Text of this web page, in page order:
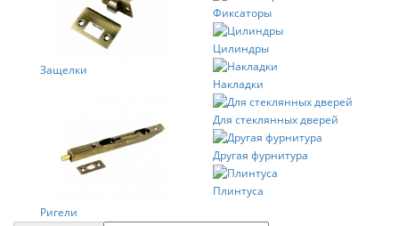
Защелки
Фиксаторы
Цилиндры
Накладки
Ригели
Для стеклянных дверей
Другая фурнитура
Плинтуса